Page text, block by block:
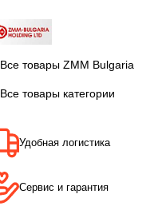
Все товары ZMM Bulgaria
Все товары категории
Удобная логистика
Сервис и гарантия